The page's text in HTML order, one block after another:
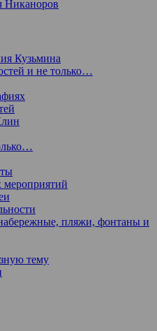
Никаноров
Кузьмина
и не только…
пляжи, фонтаны и
тему